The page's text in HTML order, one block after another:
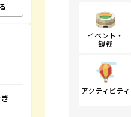
イベント・
観戦
アクティビティ